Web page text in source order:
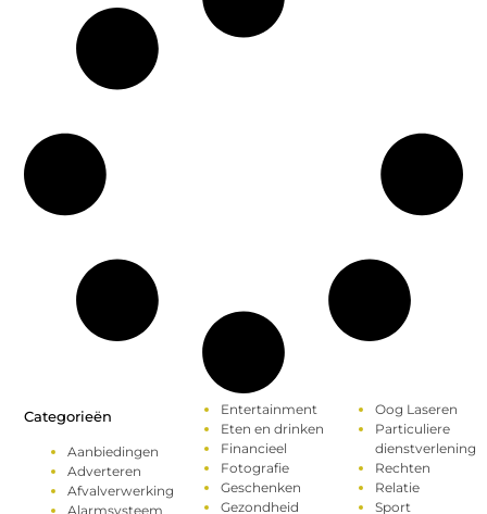
Categorieën
Aanbiedingen
Adverteren
Afvalverwerking
Alarmsysteem
Entertainment
Eten en drinken
Financieel
Fotografie
Geschenken
Gezondheid
Oog Laseren
Particuliere
dienstverlening
Rechten
Relatie
Sport